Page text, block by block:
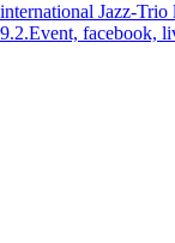
international Jazz-
9.2.Event, facebook,